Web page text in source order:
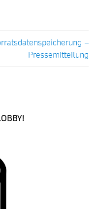
–
Pressemitteilung